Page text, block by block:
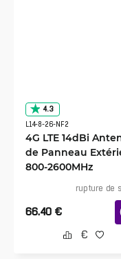
4.3
L14-8-26-NF2
4G LTE 14dBi
de Panneau
800-2600MHz
rupture de
66.40 €